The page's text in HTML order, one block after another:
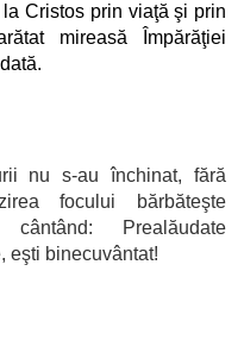
Cristos prin viaţă şi prin
mireasă Împărăţiei
nu s-au închinat, fără
focului bărbăteşte
Prealăudate
eşti binecuvântat!